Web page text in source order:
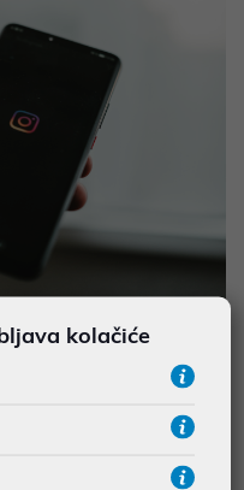
prazni se
ali baterija traje samo
i stalno ju trebate
sa svom vrhunskom
kolačiće